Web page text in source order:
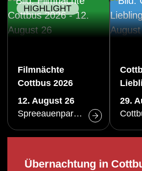
HIGHLIGHT
Filmnächte
Cottbus 2026
12. August 26
Spreeauenpark Cottbus
(Sa)
29.
Übernachtung in